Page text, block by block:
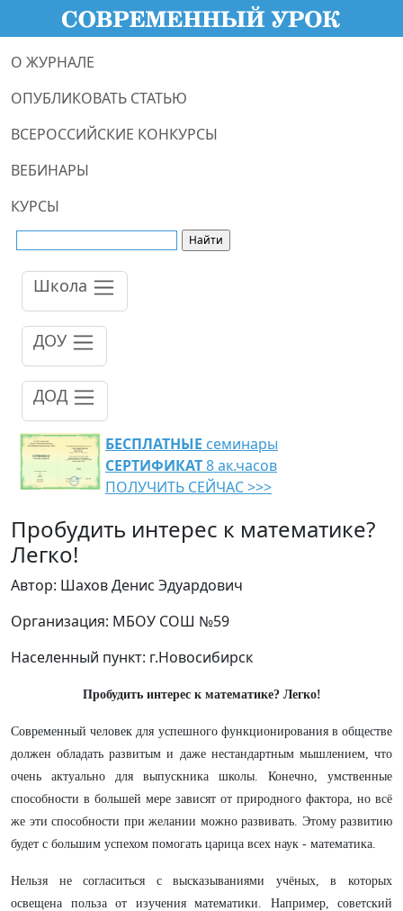
О ЖУРНАЛЕ
ОПУБЛИКОВАТЬ СТАТЬЮ
ВСЕРОССИЙСКИЕ КОНКУРСЫ
ВЕБИНАРЫ
КУРСЫ
Школа
ДОУ
ДОД
БЕСПЛАТНЫЕ семинары
СЕРТИФИКАТ8 ак.часов
ПОЛУЧИТЬ СЕЙЧАС >>>
Пробудить интерес к математике?
Легко!
Автор: Шахов Денис Эдуардович
Организация: МБОУ СОШ №59
Населенный пункт: г.Новосибирск
Пробудить интерес к математике? Легко!
Современный человек для успешного функционирования в обществе
должен обладать развитым и даже нестандартным мышлением, что
очень актуально для выпускника школы. Конечно, умственные
способности в большей мере зависят от природного фактора, но всё
же эти способности при желании можно развивать. Этому развитию
будет с большим успехом помогать царица всех наук - математика.
Нельзя не согласиться с высказываниями учёных, в которых
освещена польза от изучения математики. Например, советский